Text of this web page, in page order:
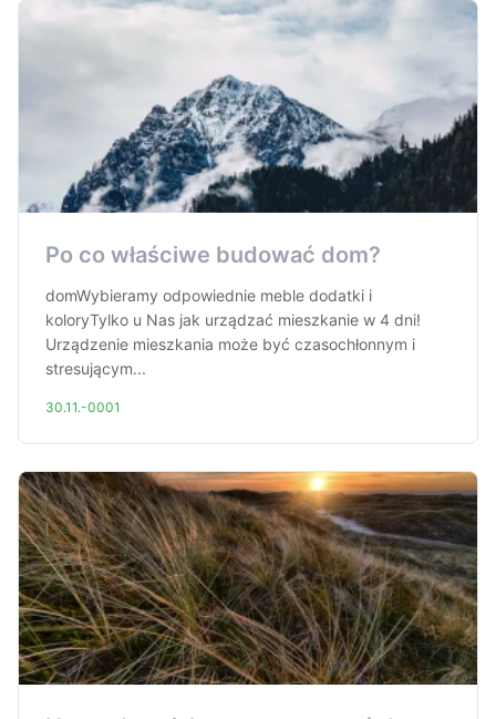
Po co właściwe budować dom?
domWybieramy odpowiednie meble dodatki i
koloryTylko u Nas jak urządzać mieszkanie w 4 dni!
Urządzenie mieszkania może być czasochłonnym i
stresującym...
30.11.-0001